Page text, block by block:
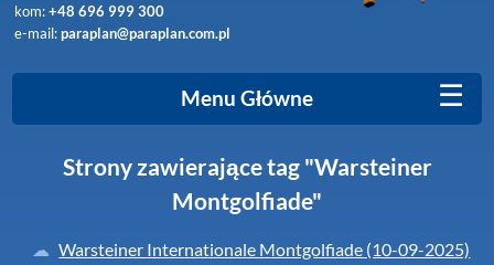
kom:+48 696 999 300
e-mail:paraplan@paraplan.com.pl
Menu Główne ☰
Strony zawierające tag "Warsteiner
Montgolfiade"
Warsteiner Internationale Montgolfiade (10-09-2025)